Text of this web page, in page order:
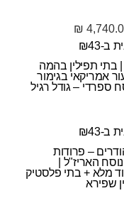
4,740.0
₪
₪43
בתי תפילין בהמה
אמריקאי בגימור
ספרדי – גודל רגיל
₪43
– פרודות
האריז"ל |
מלא + בתי פלסטיק
שפירא